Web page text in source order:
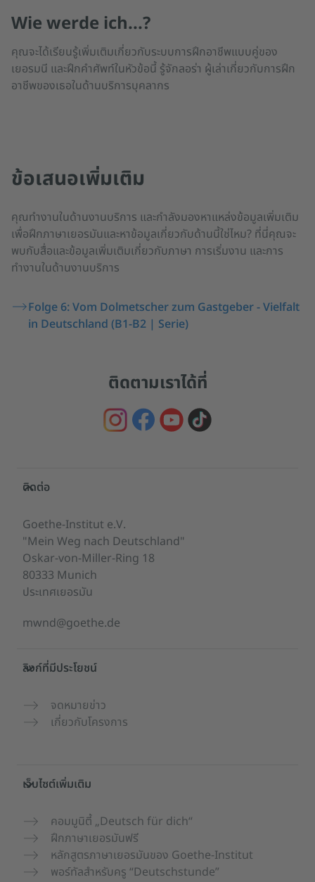
Wie werde ich...?
คุณจะได้เรียนรู้เพิ่มเติมเกี่ยวกับระบบการฝึกอาชีพแบบคู่ของ
เยอรมนี และฝึกคำศัพท์ในหัวข้อนี้ รู้จักลอร่า ผู้เล่าเกี่ยวกับการฝึก
อาชีพของเธอในด้านบริการบุคลากร
ข้อเสนอเพิ่มเติม
คุณทำงานในด้านงานบริการ และกำลังมองหาแหล่งข้อมูลเพิ่มเติม
เพื่อฝึกภาษาเยอรมันและหาข้อมูลเกี่ยวกับด้านนี้ใช่ไหม? ที่นี่คุณจะ
พบกับสื่อและข้อมูลเพิ่มเติมเกี่ยวกับภาษา การเริ่มงาน และการ
ทำงานในด้านงานบริการ
Folge 6: Vom Dolmetscher zum Gastgeber - Vielfalt
in Deutschland (B1-B2 | Serie)
ติดตามเราได้ที่
Service- und Informationsbereich
ติดต่อ
Goethe-Institut e.V.
"Mein Weg nach Deutschland"
Oskar-von-Miller-Ring 18
80333 Munich
ประเทศเยอรมัน
mwnd@goethe.de
ลิงก์ที่มีประโยชน์
จดหมายข่าว
เกี่ยวกับโครงการ
เว็บไซต์เพิ่มเติม
คอมมูนิตี้ „Deutsch für dich“
ฝึกภาษาเยอรมันฟรี
หลักสูตรภาษาเยอรมันของ Goethe-Institut
พอร์ทัลสำหรับครู “Deutschstunde”